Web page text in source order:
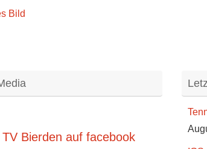
Bild
TV Bierden auf facebook